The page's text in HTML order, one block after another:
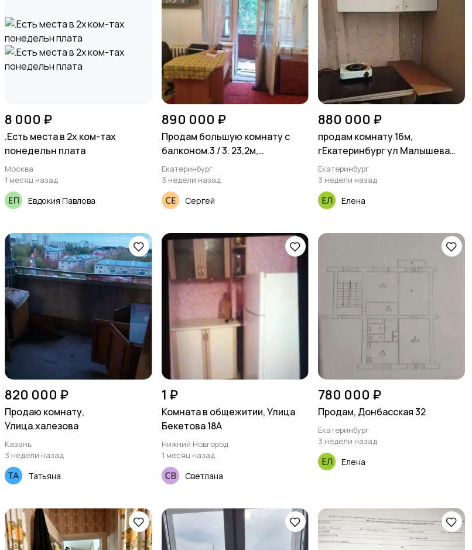
8 000 ₽
.Есть места в 2х ком-тах
понедельн плата
Москва
1 месяц назад
Евдокия Павлова
890 000 ₽
Продам большую комнату с
балконом.3 / 3. 23,2м,
Блюхера21А. Екатеринбург
Екатеринбург
3 недели назад
Сергей
880 000 ₽
продам комнату 16м,
гЕкатеринбург ул Малышева
138
Екатеринбург
3 недели назад
Елена
820 000 ₽
Продаю комнату,
Улица.халезова
Казань
3 недели назад
Татьяна
1 ₽
Комната в общежитии, Улица
Бекетова 18А
Нижний Новгород
1 месяц назад
Светлана
780 000 ₽
Продам, Донбасская 32
Екатеринбург
3 недели назад
Елена